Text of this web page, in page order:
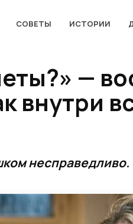
СОВЕТЫ ИСТОРИИ
—
внутри
несправедливо.